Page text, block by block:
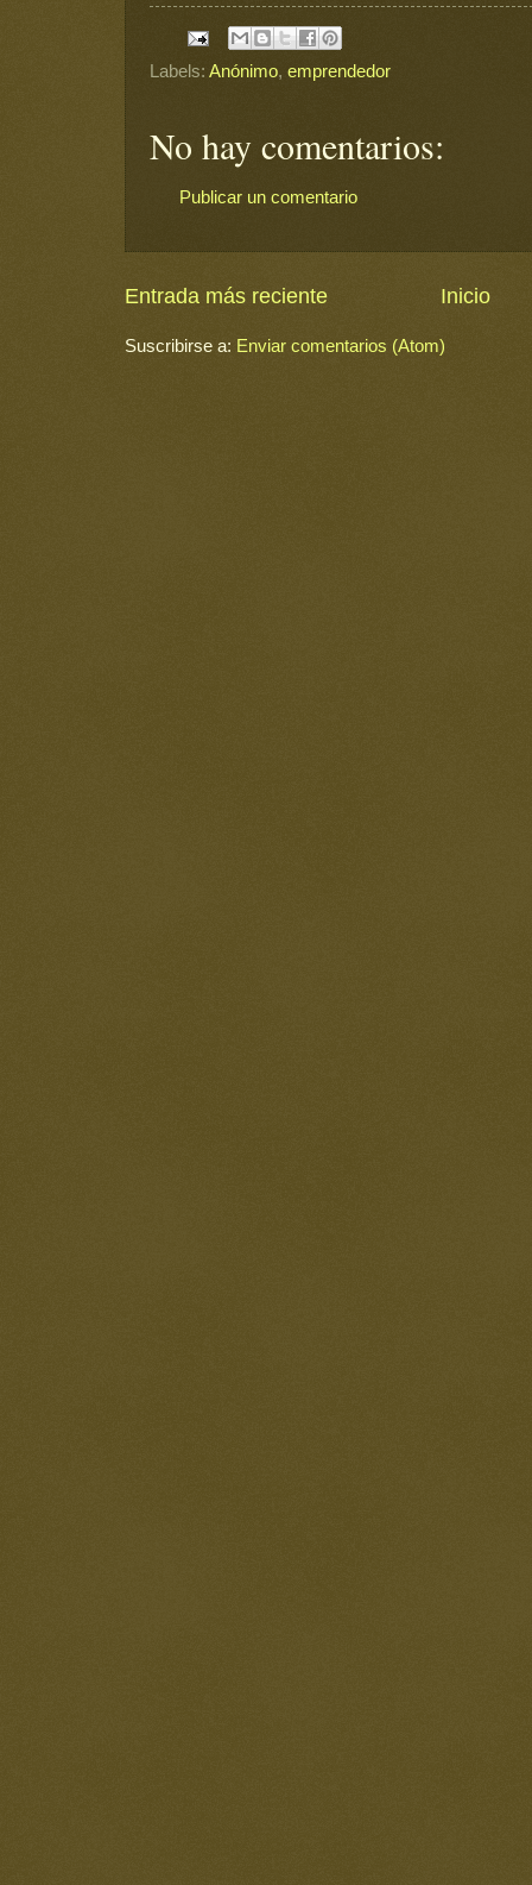
Labels: Anónimo, emprendedor
No hay comentarios:
Publicar un comentario
Entrada más reciente Inicio
Suscribirse a: Enviar comentarios (Atom)